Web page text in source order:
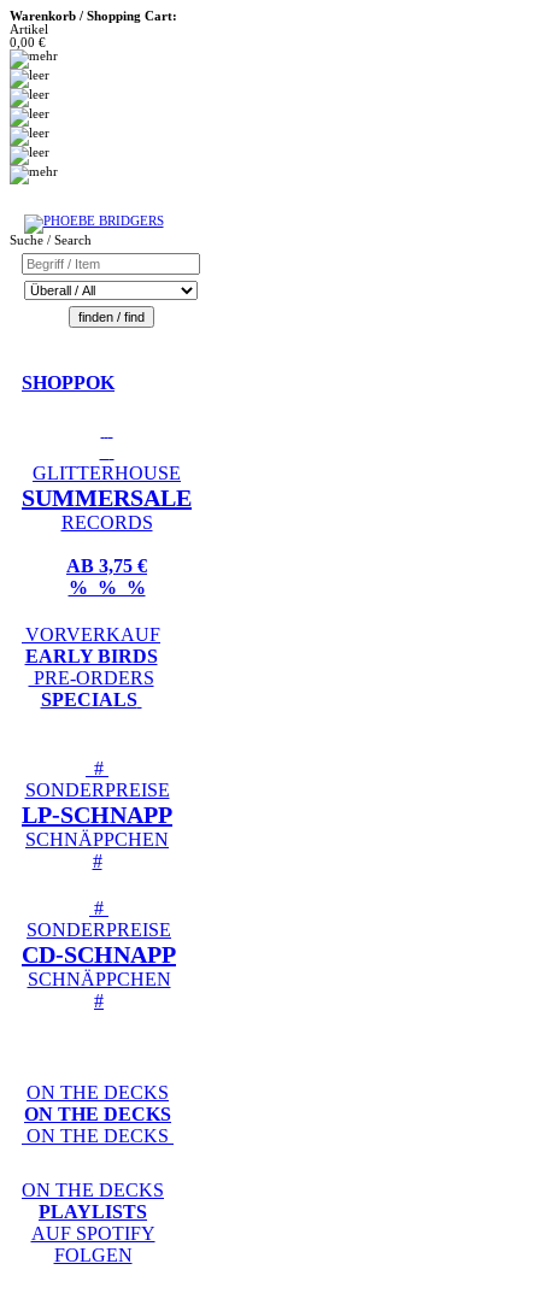
Warenkorb / Shopping Cart:
Artikel
0,00 €
Suche / Search
SHOPPOK
GLITTERHOUSE
SUMMERSALE
RECORDS
AB 3,75 €
% % %
VORVERKAUF
EARLY BIRDS
PRE-ORDERS
SPECIALS
#
SONDERPREISE
LP-SCHNAPP
SCHNÄPPCHEN
#
#
SONDERPREISE
CD-SCHNAPP
SCHNÄPPCHEN
#
ON THE DECKS
ON THE DECKS
ON THE DECKS
ON THE DECKS
PLAYLISTS
AUF SPOTIFY
FOLGEN